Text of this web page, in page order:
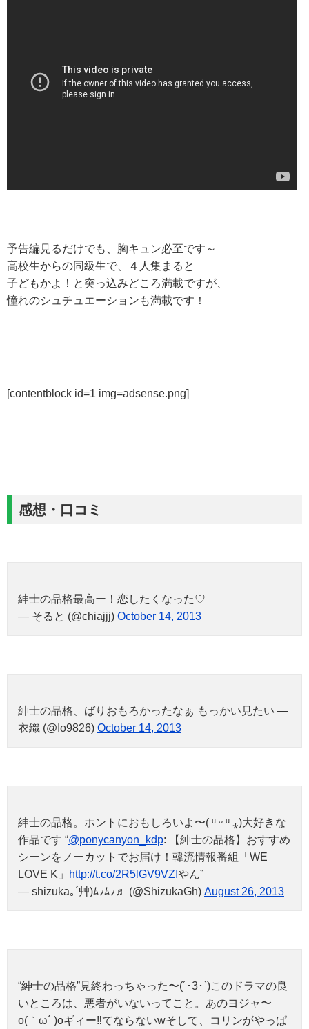
予告編見るだけでも、胸キュン必至です～
高校生からの同級生で、４人集まると
子どもかよ！と突っ込みどころ満載ですが、
憧れのシュチュエーションも満載です！
[contentblock id=1 img=adsense.png]
感想・口コミ
紳士の品格最高ー！恋したくなった♡
— そると (@chiajjj) October 14, 2013
紳士の品格、ばりおもろかったなぁ もっかい見たい —
衣織 (@Io9826) October 14, 2013
紳士の品格。ホントにおもしろいよ〜( ᵘ ᵕ ᵘ ⁎)大好きな
作品です “@ponycanyon_kdp: 【紳士の品格】おすすめ
シーンをノーカットでお届け！韓流情報番組「WE
LOVE K」
http://t.co/2R5lGV9VZI やん”
— shizuka｡´艸)ﾑﾗﾑﾗ♬ (@ShizukaGh) August 26, 2013
“紳士の品格”見終わっちゃった〜(´･3･`)このドラマの良
いところは、悪者がいないってこと。あのヨジャ〜
o(｀ω´ )oギィー‼︎てならないwそして、コリンがやっぱ